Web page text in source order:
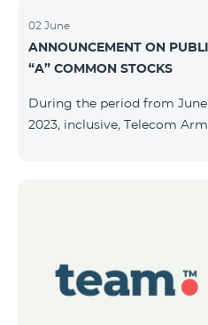
02 June
ANNOUNCEMENT ON
“A” COMMON STOCKS
During the period from June
2023, inclusive, Telecom
VOLUME 41,200 AMD